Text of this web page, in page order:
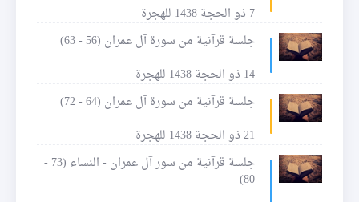
7 ذو الحجة 1438 للهجرة
جلسة قرآنية من سورة آل عمران (56 - 63)
14 ذو الحجة 1438 للهجرة
جلسة قرآنية من سورة آل عمران (64 - 72)
21 ذو الحجة 1438 للهجرة
جلسة قرآنية من سور آل عمران - النساء (73 -
80)